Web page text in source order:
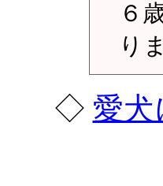
６
り
◇ 愛